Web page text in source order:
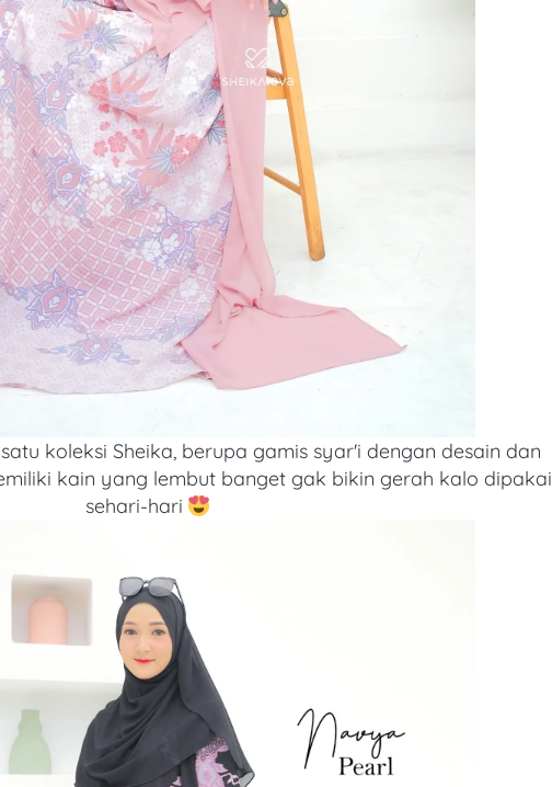
koleksi Sheika, berupa gamis syar'i dengan desain dan
kain yang lembut banget gak bikin gerah kalo dipakai
sehari-hari